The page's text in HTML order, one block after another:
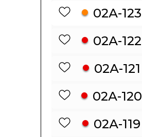
02А-123
02А-122
02А-121
02А-120
02А-119